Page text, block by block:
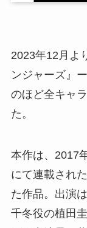
2023年12月よ
ンジャーズ』
のほど全キャ
た。
本作は、2017
にて連載され
た作品。出演
千冬役の植田